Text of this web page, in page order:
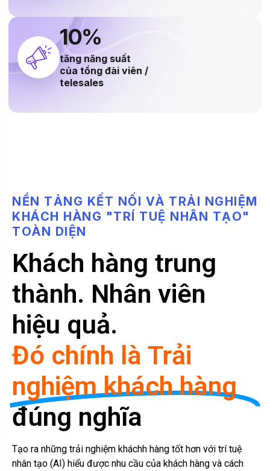
15%
tăng năng suất
của tổng đài viên /
telesales
NỀN TẢNG KẾT NỐI VÀ TRẢI NGHIỆM
KHÁCH HÀNG "TRÍ TUỆ NHÂN TẠO"
TOÀN DIỆN
Khách hàng trung
thành. Nhân viên
hiệu quả.
Đó chính là Trải
nghiệm khách hàng
đúng nghĩa
Tạo ra những trải nghiệm kháchh hàng tốt hơn với trí tuệ
nhân tạo (AI) hiểu được nhu cầu của khách hàng và cách